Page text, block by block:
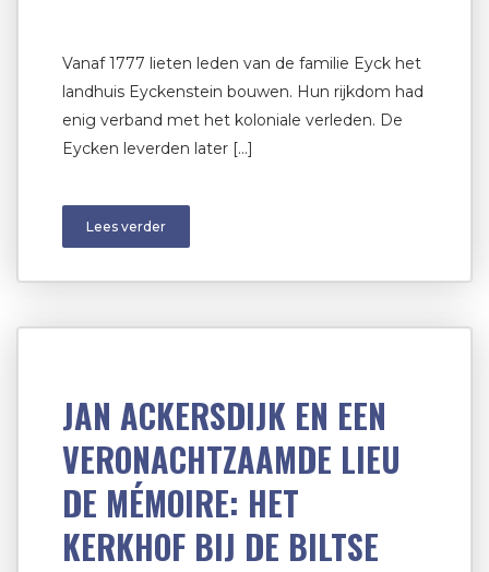
Vanaf 1777 lieten leden van de familie Eyck het
landhuis Eyckenstein bouwen. Hun rijkdom had
enig verband met het koloniale verleden. De
Eycken leverden later […]
Lees verder
JAN ACKERSDIJK EN EEN
VERONACHTZAAMDE LIEU
DE MÉMOIRE: HET
KERKHOF BIJ DE BILTSE